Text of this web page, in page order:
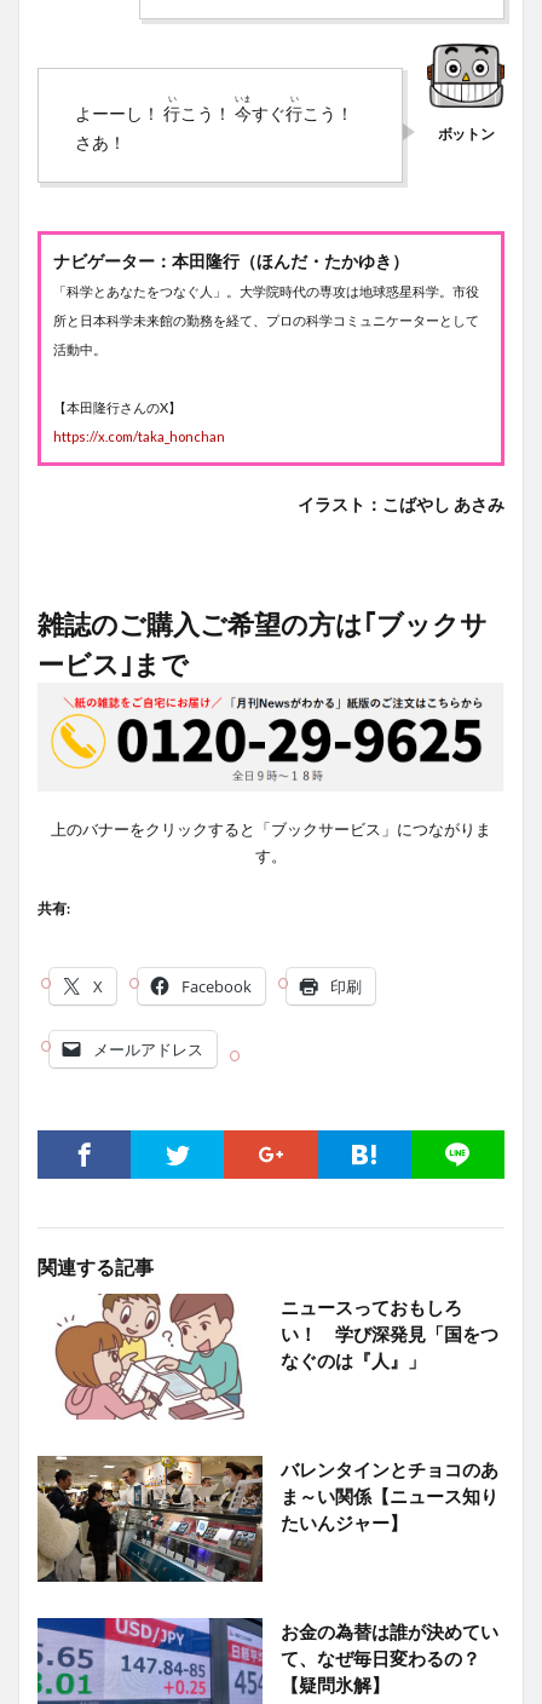
よーーし！ 行
い
こう！ 今
いま
すぐ行
い
こう！
さあ！
ナビゲーター：本田隆行（ほんだ・たかゆき）
「科学とあなたをつなぐ人」。大学院時代の専攻は地球惑星科学。市役
所と日本科学未来館の勤務を経て、プロの科学コミュニケーターとして
活動中。
【本田隆行さんのX】
https://x.com/taka_honchan
イラスト：こばやし あさみ
雑誌のご購入ご希望の方は｢ブックサ
ービス｣まで
上のバナーをクリックすると「ブックサービス」につながりま
す。
共有:
X Facebook 印刷
メールアドレス
関連する記事
ニュースっておもしろ
い！ 学び深発見「国をつ
なぐのは『人』」
バレンタインとチョコのあ
ま～い関係【ニュース知り
たいんジャー】
お金の為替は誰が決めてい
て、なぜ毎日変わるの？
【疑問氷解】